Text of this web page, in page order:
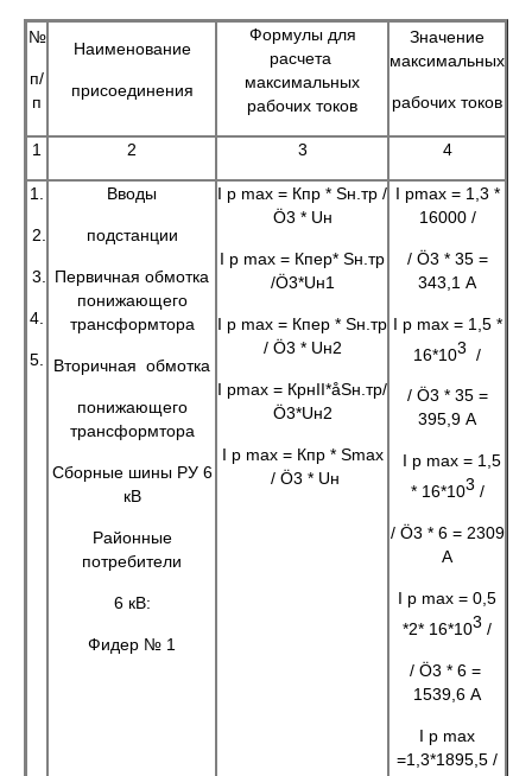
№
п/
п
Наименование
присоединения
Формулы для
расчета
максимальных
рабочих токов
Значение
максимальных
рабочих токов
1 2 3 4
1.
2.
3.
4.
5.
Вводы
подстанции
Первичная обмотка
понижающего
трансформтора
Вторичная обмотка
понижающего
трансформтора
Сборные шины РУ 6
кВ
Районные
потребители
6 кВ:
Фидер № 1
I р max = Кпр * Sн.тр /
Ö3 * Uн
I р max = Кпер* Sн.тр
/Ö3*Uн1
I р max = Кпер * Sн.тр
/ Ö3 * Uн2
I рmax = КрнII*åSн.тр/
Ö3*Uн2
I р max = Кпр * Smax
/ Ö3 * Uн
I рmax = 1,3 *
16000 /
/ Ö3 * 35 =
343,1 А
I р max = 1,5 *
16*103 /
/ Ö3 * 35 =
395,9 А
I р max = 1,5
* 16*103 /
/ Ö3 * 6 = 2309
А
I р max = 0,5
*2* 16*103 /
/ Ö3 * 6 =
1539,6 А
I р max
=1,3*1895,5 /